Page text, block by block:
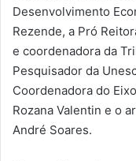
Desenvolvimento
Rezende, a Pró
e coordenadora da
Pesquisador da
Coordenadora do
Rozana Valentin e o
André Soares.